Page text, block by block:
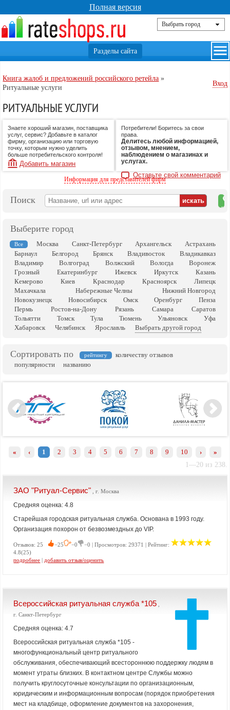
Полная версия
Книга жалоб и предложений российского ретейла »
Ритуальные услуги
Вход
РИТУАЛЬНЫЕ УСЛУГИ
Знаете хороший магазин, поставщика
услуг, сервис? Добавьте в каталог
фирму, организацию или торговую
точку, которым нужно уделить
больше потребительского контроля!
Добавить магазин
Потребители! Боритесь за свои
права.
Делитесь любой информацией,
отзывом, мнением,
наблюдением о магазинах и
услугах.
Оставьте свой комментарий
Информация для представителей фирм
Поиск
на
Выберите город
Все Москва Санкт-Петербург Архангельск
Астрахань
Барнаул
Белгород Брянск Владивосток
Владикавказ
Владимир
Волгоград Волжский Вологда
Воронеж
Грозный
Екатеринбург Ижевск Иркутск
Казань
Кемерово
Киев Краснодар Красноярск
Липецк
Махачкала
Набережные Челны
Нижний Новгород
Новокузнецк
Новосибирск Омск Оренбург
Пенза
Пермь
Ростов-на-Дону Рязань Самара
Саратов
Тольятти
Томск Тула Тюмень Ульяновск
Уфа
Хабаровск
Челябинск Ярославль Выбрать другой город
Сортировать по рейтингу
количеству отзывов
популярности
названию
« ‹ 1 2 3 4 5 6 7 8 9 10 ›
»
1—20 из 238.
ЗАО "Ритуал-Сервис" , г. Москва
Средняя оценка: 4.8
Старейшая городская ритуальная служба. Основана в 1993 году.
Организация похорон от безвозмездных до VIP.
Отзывов: 25 −25 −0
−0 | Просмотров: 29371 | Рейтинг:
4.8(25)
подробнее | добавить отзыв/оценить
Всероссийская ритуальная служба *105
г. Санкт-Петербург
Средняя оценка: 4.7
Всероссийская ритуальная служба *105 -
многофункциональный центр ритуального
обслуживания, обеспечивающий всестороннюю поддержку людям в
момент утраты близких. В контактном центре Службы можно
получить круглосуточные консультации по организационным,
юридическим и информационным вопросам (порядок приобретения
мест на кладбище, оформление документов на захоронения,